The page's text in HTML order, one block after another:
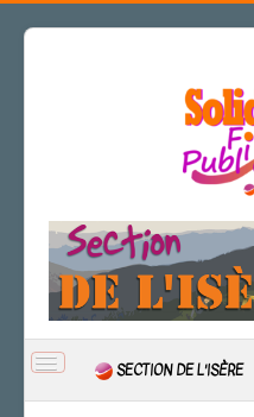
BASCULER
NAVIGATION
SECTION DE L'ISÈRE